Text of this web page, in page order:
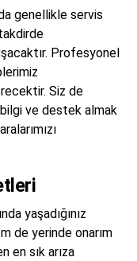
genellikle servis
Profesyonel
Siz de
bilgi ve destek almak
yaşadığınız
de yerinde onarım
en sık arıza